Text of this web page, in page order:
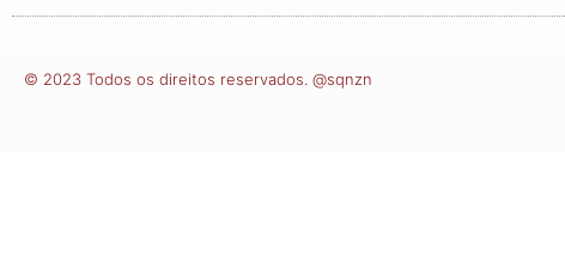
© 2023 Todos os direitos reservados. @sqnzn